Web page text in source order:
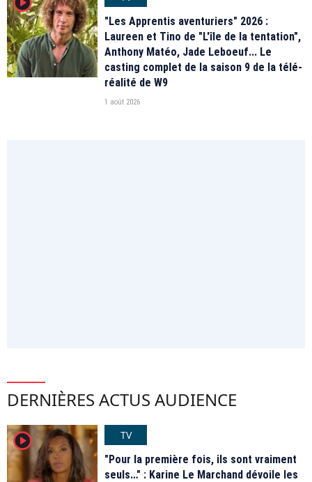
"Les Apprentis aventuriers" 2026 :
Laureen et Tino de "L'île de la tentation",
Anthony Matéo, Jade Leboeuf... Le
casting complet de la saison 9 de la télé-
réalité de W9
1 août 2026
DERNIÈRES ACTUS AUDIENCE
player2
TV
"Pour la première fois, ils sont vraiment
seuls…" : Karine Le Marchand dévoile les